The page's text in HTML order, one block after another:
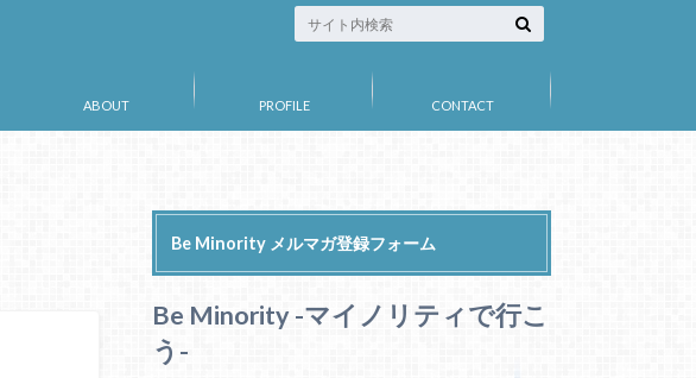
ABOUT PROFILE CONTACT
Be Minority メルマガ登録フォーム
Be Minority -マイノリティで行こ
う-